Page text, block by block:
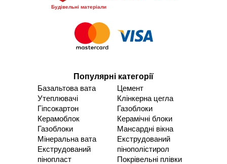
Будівельні матеріали
Популярні категорії
Базальтова вата
Утеплювачі
Гіпсокартон
Керамоблок
Газоблоки
Мінеральна вата
Екструдований
пінопласт
Цемент
Клінкерна цегла
Газоблоки
Керамічні блоки
Мансардні вікна
Екструдований
пінополістирол
Покрівельні плівки